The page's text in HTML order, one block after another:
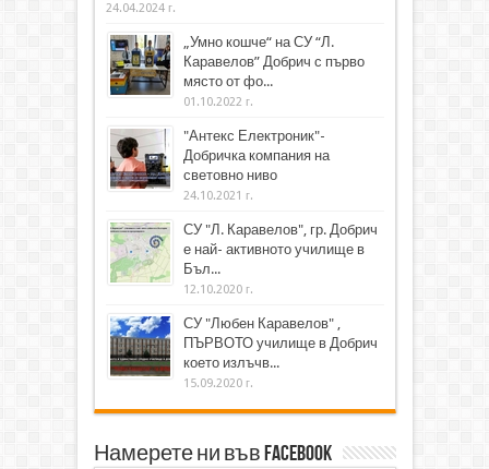
24.04.2024 г.
„Умно кошче“ на СУ “Л.
Каравелов” Добрич с първо
място от фо...
01.10.2022 г.
"Антекс Електроник"-
Добричка компания на
световно ниво
24.10.2021 г.
СУ "Л. Каравелов", гр. Добрич
е най- активното училище в
Бъл...
12.10.2020 г.
СУ "Любен Каравелов" ,
ПЪРВОТО училище в Добрич
което излъчв...
15.09.2020 г.
Намерете ни във Facebook